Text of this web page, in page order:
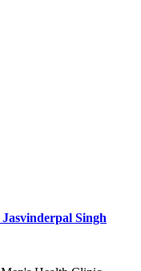
Jasvinderpal Singh